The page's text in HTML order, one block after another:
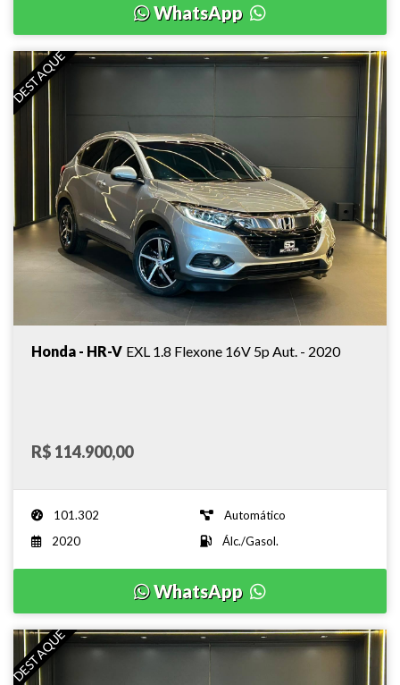
WhatsApp
DESTAQUE
Honda - HR-V EXL 1.8 Flexone 16V 5p Aut. - 2020
R$ 114.900,00
101.302
Automático
2020
Álc./Gasol.
WhatsApp
DESTAQUE